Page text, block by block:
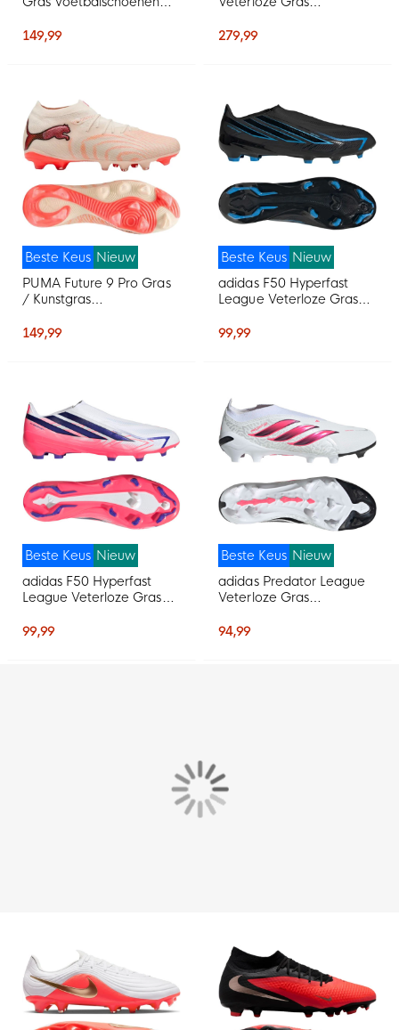
149,99
Zwart Zwart Blauw
279,99
Beste Keus Nieuw
PUMA Future 9 Pro Gras
/ Kunstgras
Gebroken Wit Zwart
149,99
Beste Keus Nieuw
adidas F50 Hyperfast
League Veterloze Gras
Zwart Zwart Blauw
99,99
Beste Keus Nieuw
adidas F50 Hyperfast
League Veterloze Gras
Wit Paars Roze
99,99
Beste Keus Nieuw
adidas Predator League
Veterloze Gras
Wit Zwart Roze
94,99